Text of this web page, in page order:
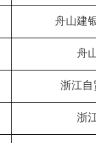
舟山建
舟
浙江自
浙